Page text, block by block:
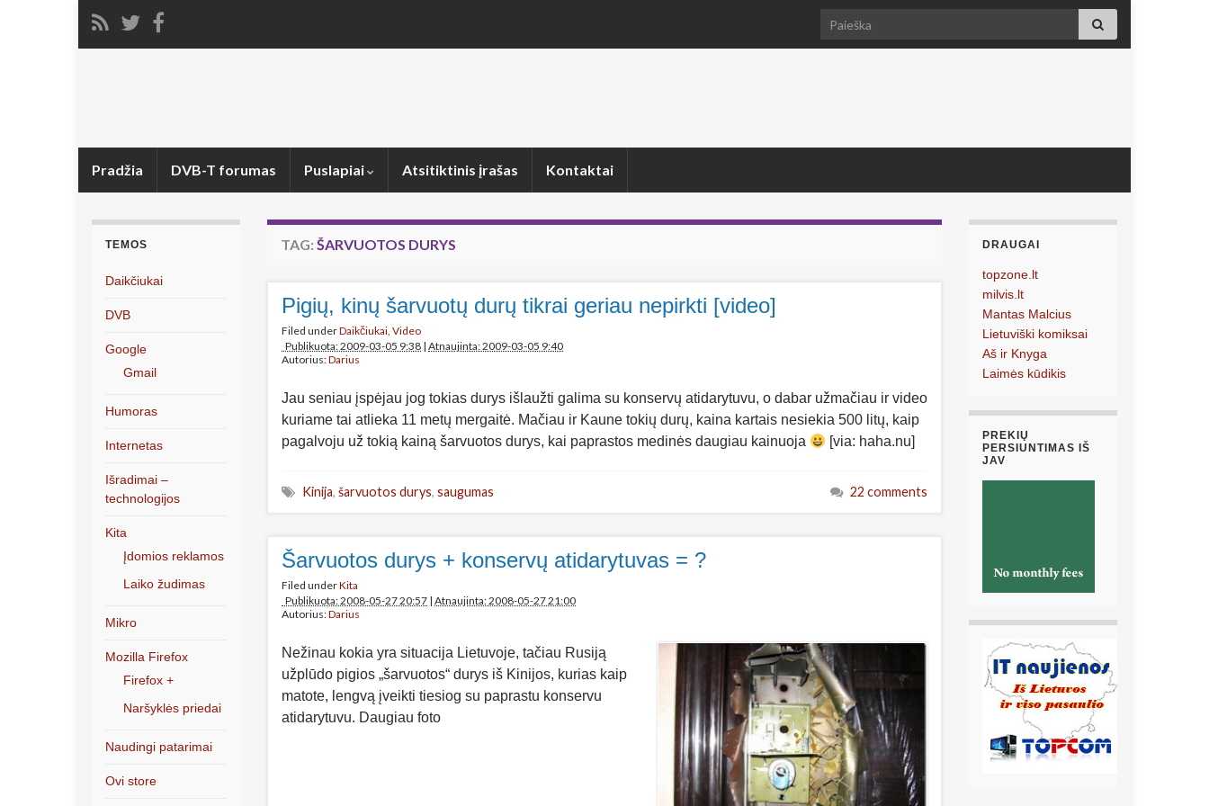
Search for:
Pradžia DVB-T forumas Puslapiai Atsitiktinis įrašas Kontaktai
TAG: ŠARVUOTOS DURYS
Pigių, kinų šarvuotų durų tikrai geriau nepirkti [video]
Filed underDaikčiukai, Video
Publikuota: 2009-03-05 9:38 | Atnaujinta: 2009-03-05 9:40
Autorius:Darius
Jau seniau įspėjau jog tokias durys išlaužti galima su konservų atidarytuvu, o dabar užmačiau ir video
kuriame tai atlieka 11 metų mergaitė. Mačiau ir Kaune tokių durų, kaina kartais nesiekia 500 litų, kaip
pagalvoju už tokią kainą šarvuotos durys, kai paprastos medinės daugiau kainuoja
[via: haha.nu]
Kinija, šarvuotos durys, saugumas 22 comments
Šarvuotos durys + konservų atidarytuvas = ?
Filed underKita
Publikuota: 2008-05-27 20:57 | Atnaujinta: 2008-05-27 21:00
Autorius:Darius
Nežinau kokia yra situacija Lietuvoje, tačiau Rusiją
užplūdo pigios „šarvuotos“ durys iš Kinijos, kurias kaip
matote, lengvą įveikti tiesiog su paprastu konservu
atidarytuvu. Daugiau foto
TEMOS
Daikčiukai
DVB
Google
Gmail
Humoras
Internetas
Išradimai –
technologijos
Kita
Įdomios reklamos
Laiko žudimas
Mikro
Mozilla Firefox
Firefox +
Naršyklės priedai
Naudingi patarimai
Ovi store
DRAUGAI
topzone.lt
milvis.lt
Mantas Malcius
Lietuviški komiksai
Aš ir Knyga
Laimės kūdikis
PREKIŲ
PERSIUNTIMAS IŠ
JAV